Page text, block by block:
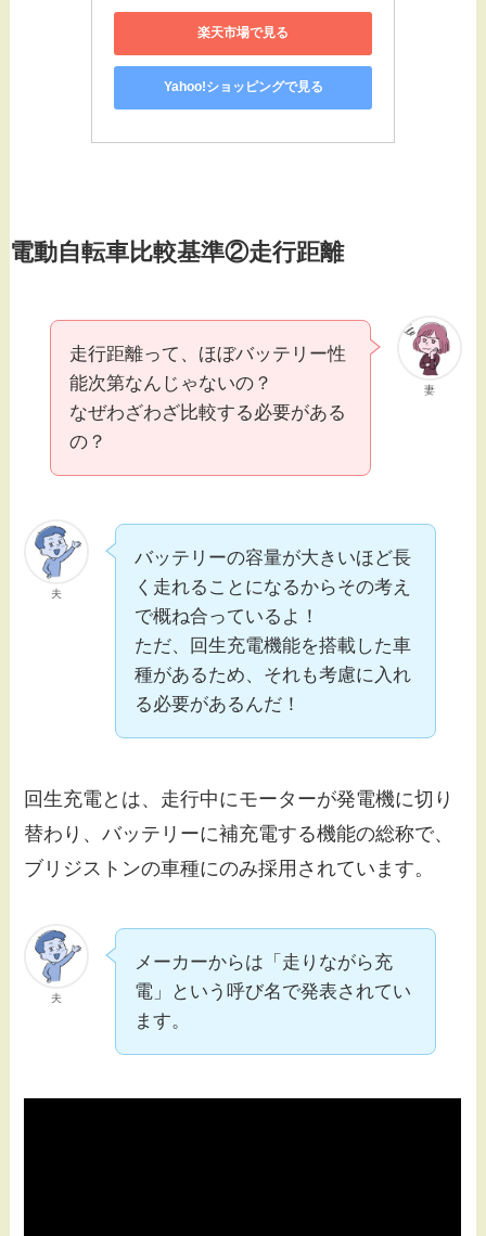
楽天市場で見る
Yahoo!ショッピングで見る
電動自転車比較基準②走行距離
妻
走行距離って、ほぼバッテリー性
能次第なんじゃないの？
なぜわざわざ比較する必要がある
の？
夫
バッテリーの容量が大きいほど長
く走れることになるからその考え
で概ね合っているよ！
ただ、回生充電機能を搭載した車
種があるため、それも考慮に入れ
る必要があるんだ！
回生充電とは、走行中にモーターが発電機に切り
替わり、バッテリーに補充電する機能の総称で、
ブリジストンの車種にのみ採用されています。
夫
メーカーからは「走りながら充
電」という呼び名で発表されてい
ます。